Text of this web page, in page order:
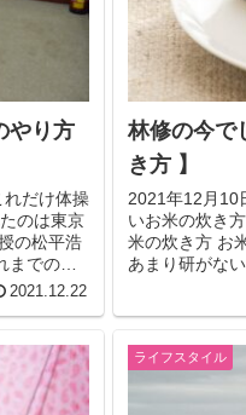
やり方
だけ体操
のは東京
の松平浩
までの腰
2021.12.22
林修の今で
き方 】
2021年12月10
いお米の炊き
米の炊き方 お
あまり研がな
ライフスタイル